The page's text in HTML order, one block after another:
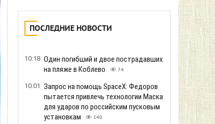
ПОСЛЕДНИЕ НОВОСТИ
10:18 Один погибший и двое пострадавших
на пляже в Коблево
74
10:01 Запрос на помощь SpaceX: Федоров
пытается привлечь технологии Маска
для ударов по российским пусковым
установкам
140